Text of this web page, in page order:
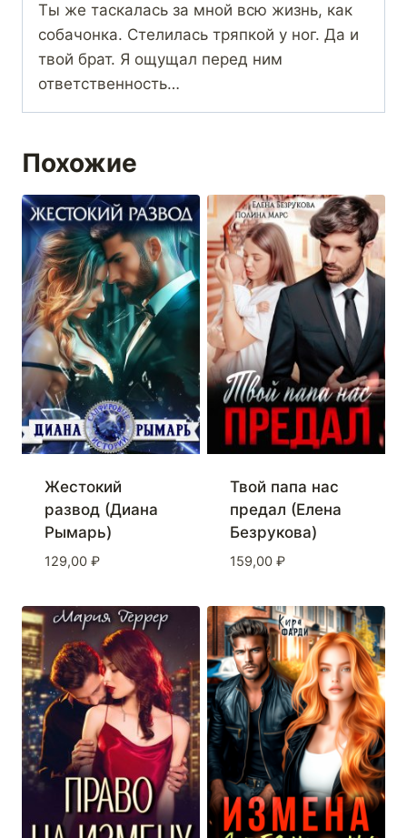
Ты же таскалась за мной всю жизнь, как
собачонка. Стелилась тряпкой у ног. Да и
твой брат. Я ощущал перед ним
ответственность…
Похожие
Жестокий
развод (Диана
Рымарь)
129,00 ₽
Твой папа нас
предал (Елена
Безрукова)
159,00 ₽